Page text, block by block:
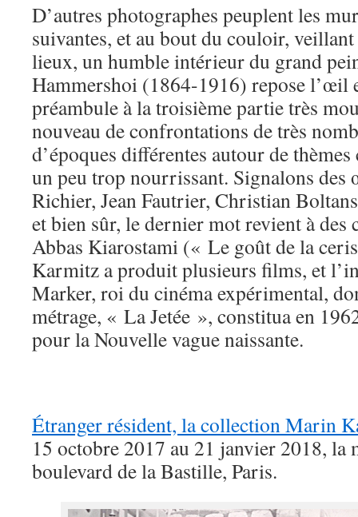
D’autres photographes peuplent les
suivantes, et au bout du couloir,
lieux, un humble intérieur du grand
Hammershoi (1864-1916) repose l’œil
préambule à la troisième partie très
nouveau de confrontations de très
d’époques différentes autour de
un peu trop nourrissant. Signalons des
Richier, Jean Fautrier, Christian
et bien sûr, le dernier mot revient à des
Abbas Kiarostami (« Le goût de la
Karmitz a produit plusieurs films, et
Marker, roi du cinéma expérimental,
métrage, « La Jetée », constitua en
pour la Nouvelle vague naissante.
Étranger résident, la collection Marin
15 octobre 2017 au 21 janvier 2018, la
boulevard de la Bastille, Paris.